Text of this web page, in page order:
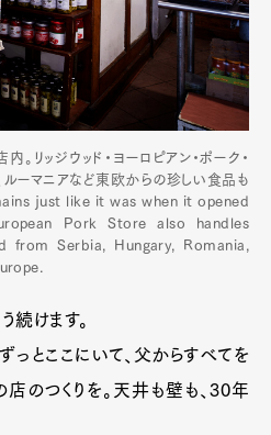
リッジウッド・ヨーロピアン・ポーク・
ルーマニアなど東欧からの珍しい食品も
just like it was when it opened
Pork Store also handles
Serbia, Hungary, Romania,
続けます。
っとここにいて、父からすべてを
店のつくりを。天井も壁も、30年